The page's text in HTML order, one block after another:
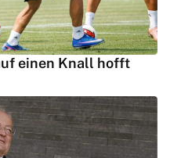
einen Knall hofft